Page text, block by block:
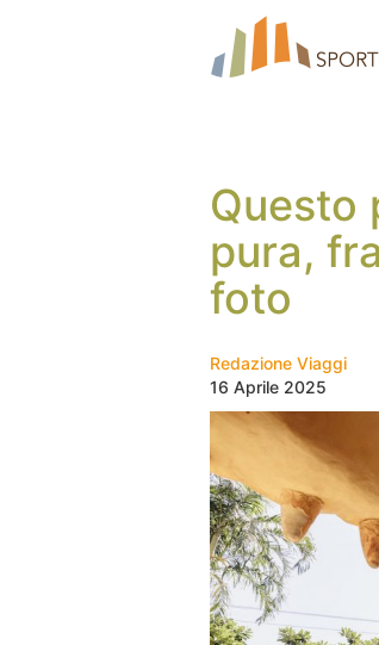
Questo
pura,
foto
Redazione Viaggi
16 Aprile 2025